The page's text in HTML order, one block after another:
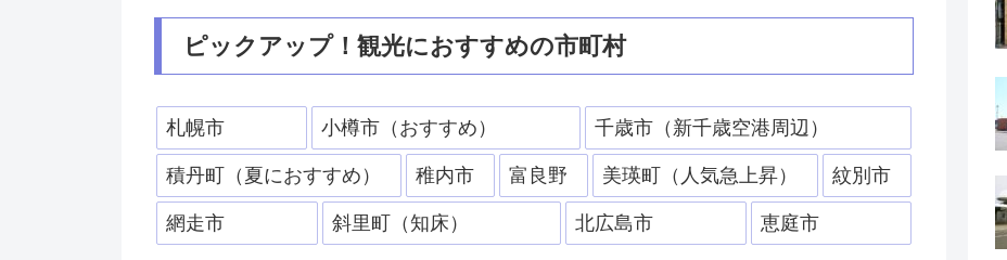
ピックアップ！観光におすすめの市町村
札幌市 小樽市（おすすめ） 千歳市（新千歳空港周辺）
積丹町（夏におすすめ） 稚内市 富良野 美瑛町（人気急上昇） 紋別市
網走市 斜里町（知床） 北広島市 恵庭市